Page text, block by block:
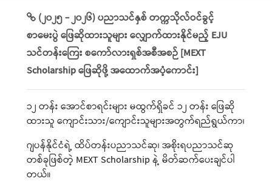
(၂၀၂၅ - ၂၀၂၆) ပညာသင်နှစ် တက္ကသိုလ်ဝင်ခွင့်
စာမေးပွဲ ဖြေဆိုထားသူများ လျှောက်ထားနိုင်မည့် EJU
သင်တန်းကြေး စကော်လားရှစ်အစီအစဉ် [MEXT
Scholarship ဖြေဆိုဖို့ အထောက်အပံ့ကောင်း]
၁၂ တန်း အောင်စာရင်းများ မထွက်ရှိခင် ၁၂ တန်း ဖြေဆို
ထားသူ ကျောင်းသား/ကျောင်းသူများအတွက်ရည်ရွယ်ကာ၊
ဂျပန်နိုင်ငံရဲ့ ထိပ်တန်းပညာသင်ဆု၊ အစိုးရပညာသင်ဆု
တစ်ခုဖြစ်တဲ့ MEXT Scholarship နဲ့ မိတ်ဆက်ပေးချင်ပါ
တယ်။